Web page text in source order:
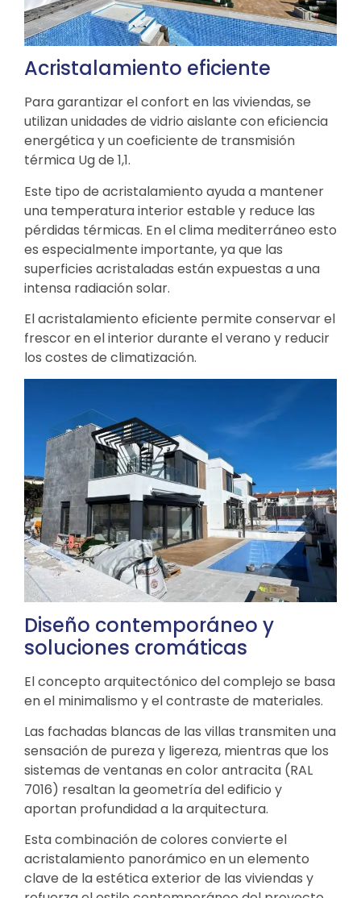
Acristalamiento eficiente
Para garantizar el confort en las viviendas, se
utilizan unidades de vidrio aislante con eficiencia
energética y un coeficiente de transmisión
térmica Ug de 1,1.
Este tipo de acristalamiento ayuda a mantener
una temperatura interior estable y reduce las
pérdidas térmicas. En el clima mediterráneo esto
es especialmente importante, ya que las
superficies acristaladas están expuestas a una
intensa radiación solar.
El acristalamiento eficiente permite conservar el
frescor en el interior durante el verano y reducir
los costes de climatización.
Diseño contemporáneo y
soluciones cromáticas
El concepto arquitectónico del complejo se basa
en el minimalismo y el contraste de materiales.
Las fachadas blancas de las villas transmiten una
sensación de pureza y ligereza, mientras que los
sistemas de ventanas en color antracita (RAL
7016) resaltan la geometría del edificio y
aportan profundidad a la arquitectura.
Esta combinación de colores convierte el
acristalamiento panorámico en un elemento
clave de la estética exterior de las viviendas y